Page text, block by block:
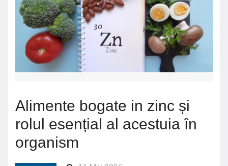
Alimente bogate in zinc și
rolul esențial al acestuia în
organism